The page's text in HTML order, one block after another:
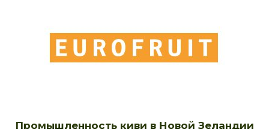
Промышленность киви в Новой Зеландии